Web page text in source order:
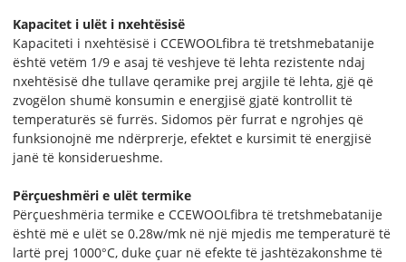
Kapacitet i ulët i nxehtësisë
Kapaciteti i nxehtësisë i CCEWOOLfibra të tretshmebatanije
është vetëm 1/9 e asaj të veshjeve të lehta rezistente ndaj
nxehtësisë dhe tullave qeramike prej argjile të lehta, gjë që
zvogëlon shumë konsumin e energjisë gjatë kontrollit të
temperaturës së furrës. Sidomos për furrat e ngrohjes që
funksionojnë me ndërprerje, efektet e kursimit të energjisë
janë të konsiderueshme.
Përçueshmëri e ulët termike
Përçueshmëria termike e CCEWOOLfibra të tretshmebatanije
është më e ulët se 0.28w/mk në një mjedis me temperaturë të
lartë prej 1000°C, duke çuar në efekte të jashtëzakonshme të